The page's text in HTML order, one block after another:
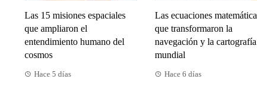
Las 15 misiones espaciales
que ampliaron el
entendimiento humano del
cosmos
Hace 5 días
Las ecuaciones
que transformaron la
navegación y la cartografía
mundial
Hace 6 días